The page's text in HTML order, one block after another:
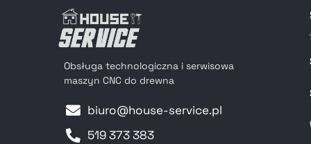
Szybkomocujące Do
Wierteł
Szybkomocujące Do
Obsługa technologiczna i serwisowa
maszyn CNC do drewna
biuro@house-service.pl
519 373 383